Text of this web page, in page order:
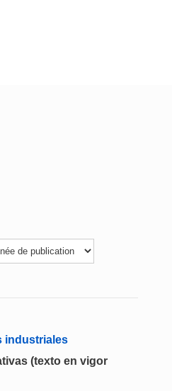
industriales
(texto en vigor